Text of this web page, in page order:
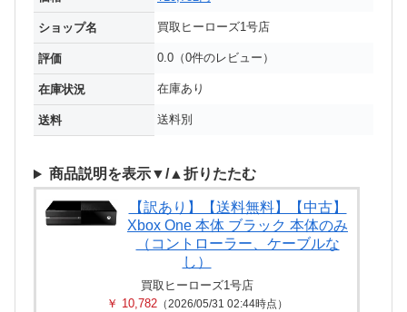
ショップ名 買取ヒーローズ1号店
評価 0.0（0件のレビュー）
在庫状況 在庫あり
送料 送料別
商品説明を表示▼/▲折りたたむ
【訳あり】【送料無料】【中古】
Xbox One 本体 ブラック 本体のみ
（コントローラー、ケーブルな
し）
買取ヒーローズ1号店
￥ 10,782（2026/05/31 02:44時点）